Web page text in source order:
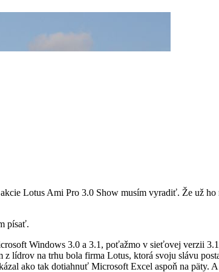
Lotus Ami Pro 3.0 Show musím vyradiť. Že už ho
písať.
Windows 3.0 a 3.1, poťažmo v sieťovej verzii
lídrov na trhu bola firma Lotus, ktorá svoju slávu
ako tak dotiahnuť Microsoft Excel aspoň na